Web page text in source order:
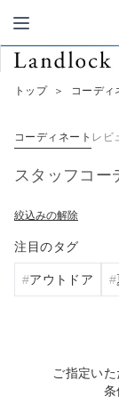
トップ ＞ コーディ
コーディネート レビ
スタッフコー
絞込みの解除
注目のタグ
アウトドア
ご指定い
条